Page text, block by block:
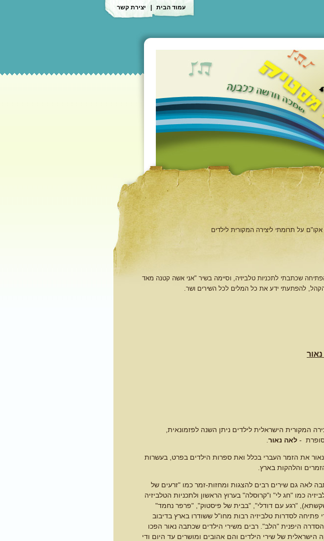
עמוד הבית יצירת קשר
שכתבתי לתכניות טלביזיה, וסיימה בשיר "אני אשה קטנה מאד
להפתעתי ידע את כל המלים לכל השירים ושר.
המקורית הישראלית לילדים ניתן השנה לפזמונאית,
- לאה נאור
את הזמר העברי בכלל ואת ספרות הילדים בפרט, בעשרות
והלהקות בארץ.
לאה גם שירים רבים להצגות ומחזות-זמר כמו "זרעים של
כמו "חג לי" ו"קרוסלה" בערוץ הראשון ולתכניות הטלביזיה
"רגע עם דודלי", "בבית של פיסטוק", "פרפר נחמד"
לסדרות טלביזיה רבות מחו"ל ששודרו בארץ בדיבוב
היפנית "הלב". רבים משירי הילדים שכתבה נאור הפכו
של שירי הילדים והם אהובים ומושרים עד היום ודי